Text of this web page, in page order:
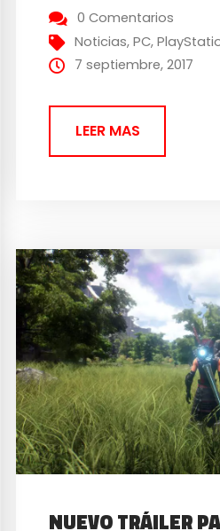
personalización del
personaje principal
femenino y su
Podemos seleccionar el
pelo,...
0 Comentarios
Noticias,PC,
7 septiembre, 2017
LEER MAS
NUEVO TRÁILER